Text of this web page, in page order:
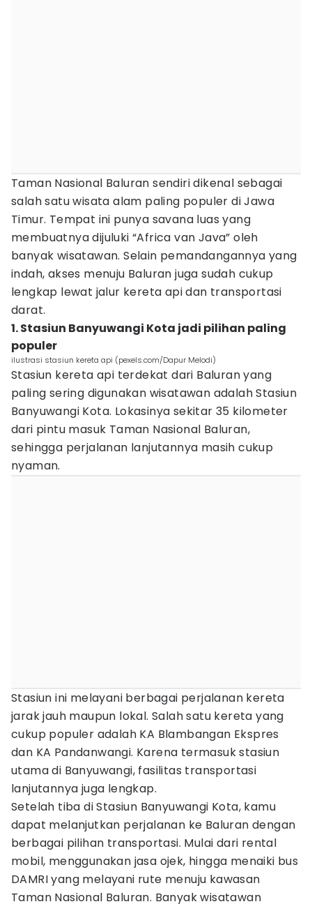
Taman Nasional Baluran sendiri dikenal sebagai
salah satu wisata alam paling populer di Jawa
Timur. Tempat ini punya savana luas yang
membuatnya dijuluki “Africa van Java” oleh
banyak wisatawan. Selain pemandangannya yang
indah, akses menuju Baluran juga sudah cukup
lengkap lewat jalur kereta api dan transportasi
darat.
1. Stasiun Banyuwangi Kota jadi pilihan paling
populer
ilustrasi stasiun kereta api (pexels.com/Dapur Melodi)
Stasiun kereta api terdekat dari Baluran yang
paling sering digunakan wisatawan adalah Stasiun
Banyuwangi Kota. Lokasinya sekitar 35 kilometer
dari pintu masuk Taman Nasional Baluran,
sehingga perjalanan lanjutannya masih cukup
nyaman.
Stasiun ini melayani berbagai perjalanan kereta
jarak jauh maupun lokal. Salah satu kereta yang
cukup populer adalah KA Blambangan Ekspres
dan KA Pandanwangi. Karena termasuk stasiun
utama di Banyuwangi, fasilitas transportasi
lanjutannya juga lengkap.
Setelah tiba di Stasiun Banyuwangi Kota, kamu
dapat melanjutkan perjalanan ke Baluran dengan
berbagai pilihan transportasi. Mulai dari rental
mobil, menggunakan jasa ojek, hingga menaiki bus
DAMRI yang melayani rute menuju kawasan
Taman Nasional Baluran. Banyak wisatawan